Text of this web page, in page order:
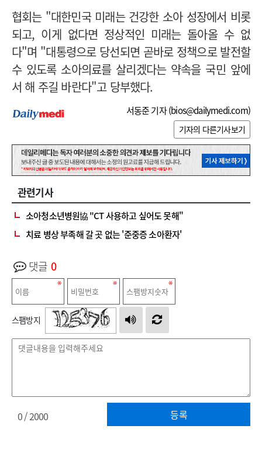
협회는 "대한민국 미래는 건강한 소아 성장에서 비롯
되고, 이게 없다면 정상적인 미래는 돌아올 수 없
다"며 "대통령으로 당선되면 곧바로 정책으로 발전할
수 있도록 소아의료를 살리겠다는 약속을 국민 앞에
서 해 주길 바란다"고 당부했다.
서동준 기자 (bios@dailymedi.com)
기자의 다른기사보기
관련기사
소아청소년병원協 "CT 사용하고 싶어도 못해"
치료 병상 부족해 갈 곳 없는 '준중증 소아환자'
댓글 0
스팸방지
등록
0/ 2000